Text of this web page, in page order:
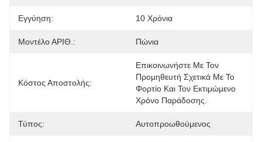
Εγγύηση: 10 Χρόνια
Μοντέλο ΑΡΙΘ.: Πώνια
Κόστος Αποστολής:
Επικοινωνήστε Με Τον
Προμηθευτή Σχετικά Με Το
Φορτίο Και Τον Εκτιμώμενο
Χρόνο Παράδοσης.
Τύπος: Αυτοπροωθούμενος